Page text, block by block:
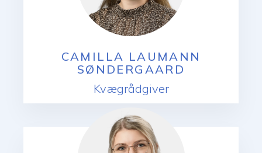
CAMILLA LAUMANN
SØNDERGAARD
Kvægrådgiver